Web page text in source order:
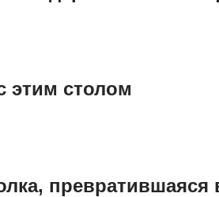
этим столом
превратившаяся